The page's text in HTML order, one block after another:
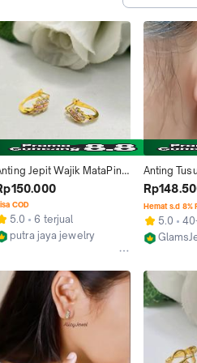
Jepit Wajik MataPink
Gram Emas Muda
COD
5.0
6 terjual
putra jaya jewelry
Anting
gram
Hemat s.d 8%
5.0